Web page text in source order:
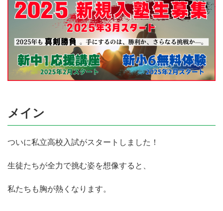
メイン
ついに私立高校入試がスタートしました！
生徒たちが全力で挑む姿を想像すると、
私たちも胸が熱くなります。